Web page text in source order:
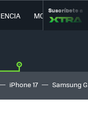
MOVILIDAD
Suscríbete a
iPhone 17 Samsung